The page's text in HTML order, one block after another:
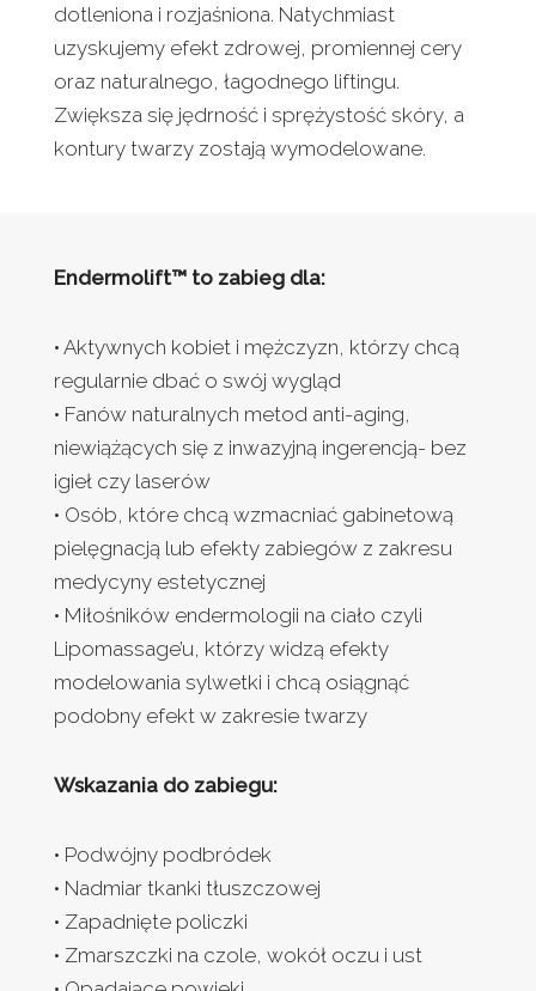
dotleniona i rozjaśniona. Natychmiast
uzyskujemy efekt zdrowej, promiennej cery
oraz naturalnego, łagodnego liftingu.
Zwiększa się jędrność i sprężystość skóry, a
kontury twarzy zostają wymodelowane.
Endermolift™ to zabieg dla:
• Aktywnych kobiet i mężczyzn, którzy chcą
regularnie dbać o swój wygląd
• Fanów naturalnych metod anti-aging,
niewiążących się z inwazyjną ingerencją- bez
igieł czy laserów
• Osób, które chcą wzmacniać gabinetową
pielęgnacją lub efekty zabiegów z zakresu
medycyny estetycznej
• Miłośników endermologii na ciało czyli
Lipomassage’u, którzy widzą efekty
modelowania sylwetki i chcą osiągnąć
podobny efekt w zakresie twarzy
Wskazania do zabiegu:
• Podwójny podbródek
• Nadmiar tkanki tłuszczowej
• Zapadnięte policzki
• Zmarszczki na czole, wokół oczu i ust